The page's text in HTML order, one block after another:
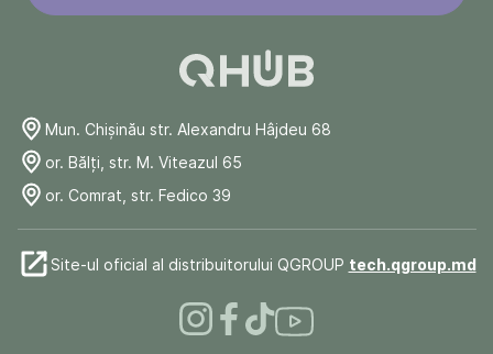
Mun. Chişinău str. Alexandru Hâjdeu 68
or. Bălți, str. M. Viteazul 65
or. Comrat, str. Fedico 39
Site-ul oficial al distribuitorului QGROUP tech.qgroup.md